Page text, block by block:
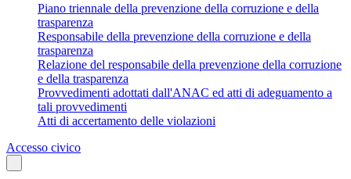
Piano triennale della prevenzione della corruzione e della
trasparenza
Responsabile della prevenzione della corruzione e della
trasparenza
Relazione del responsabile della prevenzione della corruzione
e della trasparenza
Provvedimenti adottati dall'ANAC ed atti di adeguamento a
tali provvedimenti
Atti di accertamento delle violazioni
Accesso civico